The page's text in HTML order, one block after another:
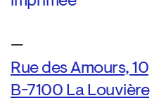
—
Rue des Amours, 10
B-7100 La Louvière